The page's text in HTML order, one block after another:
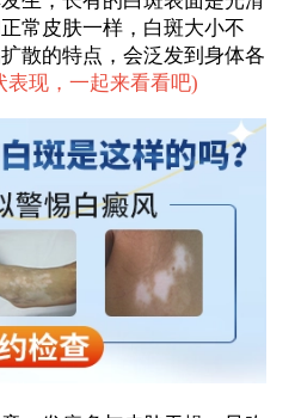
常皮肤一样，白斑大小不
散的特点，会泛发到身体各
表现，一起来看看吧)